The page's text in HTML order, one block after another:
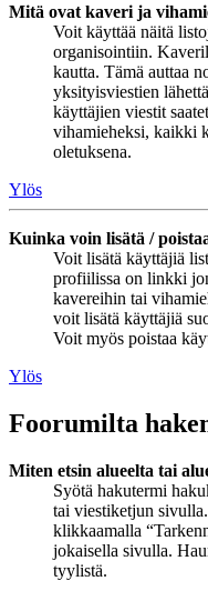
Mitä ovat kaveri ja
Voit käyttää näitä
organisointiin.
kautta. Tämä auttaa
yksityisviestien
käyttäjien viestit
vihamieheksi, kaikki
oletuksena.
Ylös
Kuinka voin lisätä /
Voit lisätä käyttäjiä
profiilissa on linkki
kavereihin tai
voit lisätä käyttäjiä
Voit myös poistaa
Ylös
Foorumilta
Miten etsin alueelta tai
Syötä hakutermi
tai viestiketjun
klikkaamalla
jokaisella sivulla.
tyylistä.